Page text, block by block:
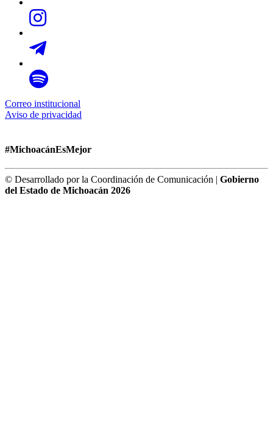
Correo institucional
Aviso de privacidad
#MichoacánEsMejor
© Desarrollado por la Coordinación de Comunicación | Gobierno
del Estado de Michoacán 2026